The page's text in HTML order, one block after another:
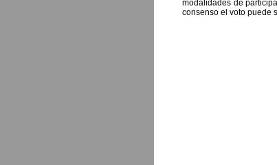
modalidades de
consenso el voto puede